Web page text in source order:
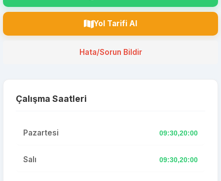
Yol Tarifi Al
Hata/Sorun Bildir
Çalışma Saatleri
Pazartesi 09:30,20:00
Salı 09:30,20:00